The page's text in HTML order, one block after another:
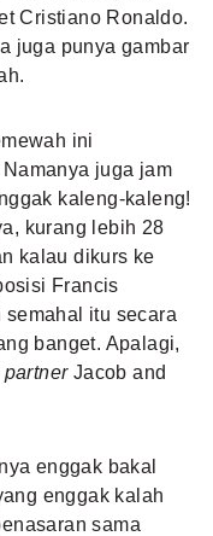
Cristiano Ronaldo.
juga punya gambar
ini
juga jam
kaleng-kaleng!
kurang lebih 28
kalau dikurs ke
Francis
itu secara
banget. Apalagi,
partner Jacob and
enggak bakal
enggak kalah
sama